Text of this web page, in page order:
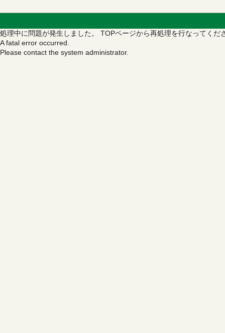
処理中に問題が発生しました。 TOPページから再処理を行なってくだ
A fatal error occurred.
Please contact the system administrator.